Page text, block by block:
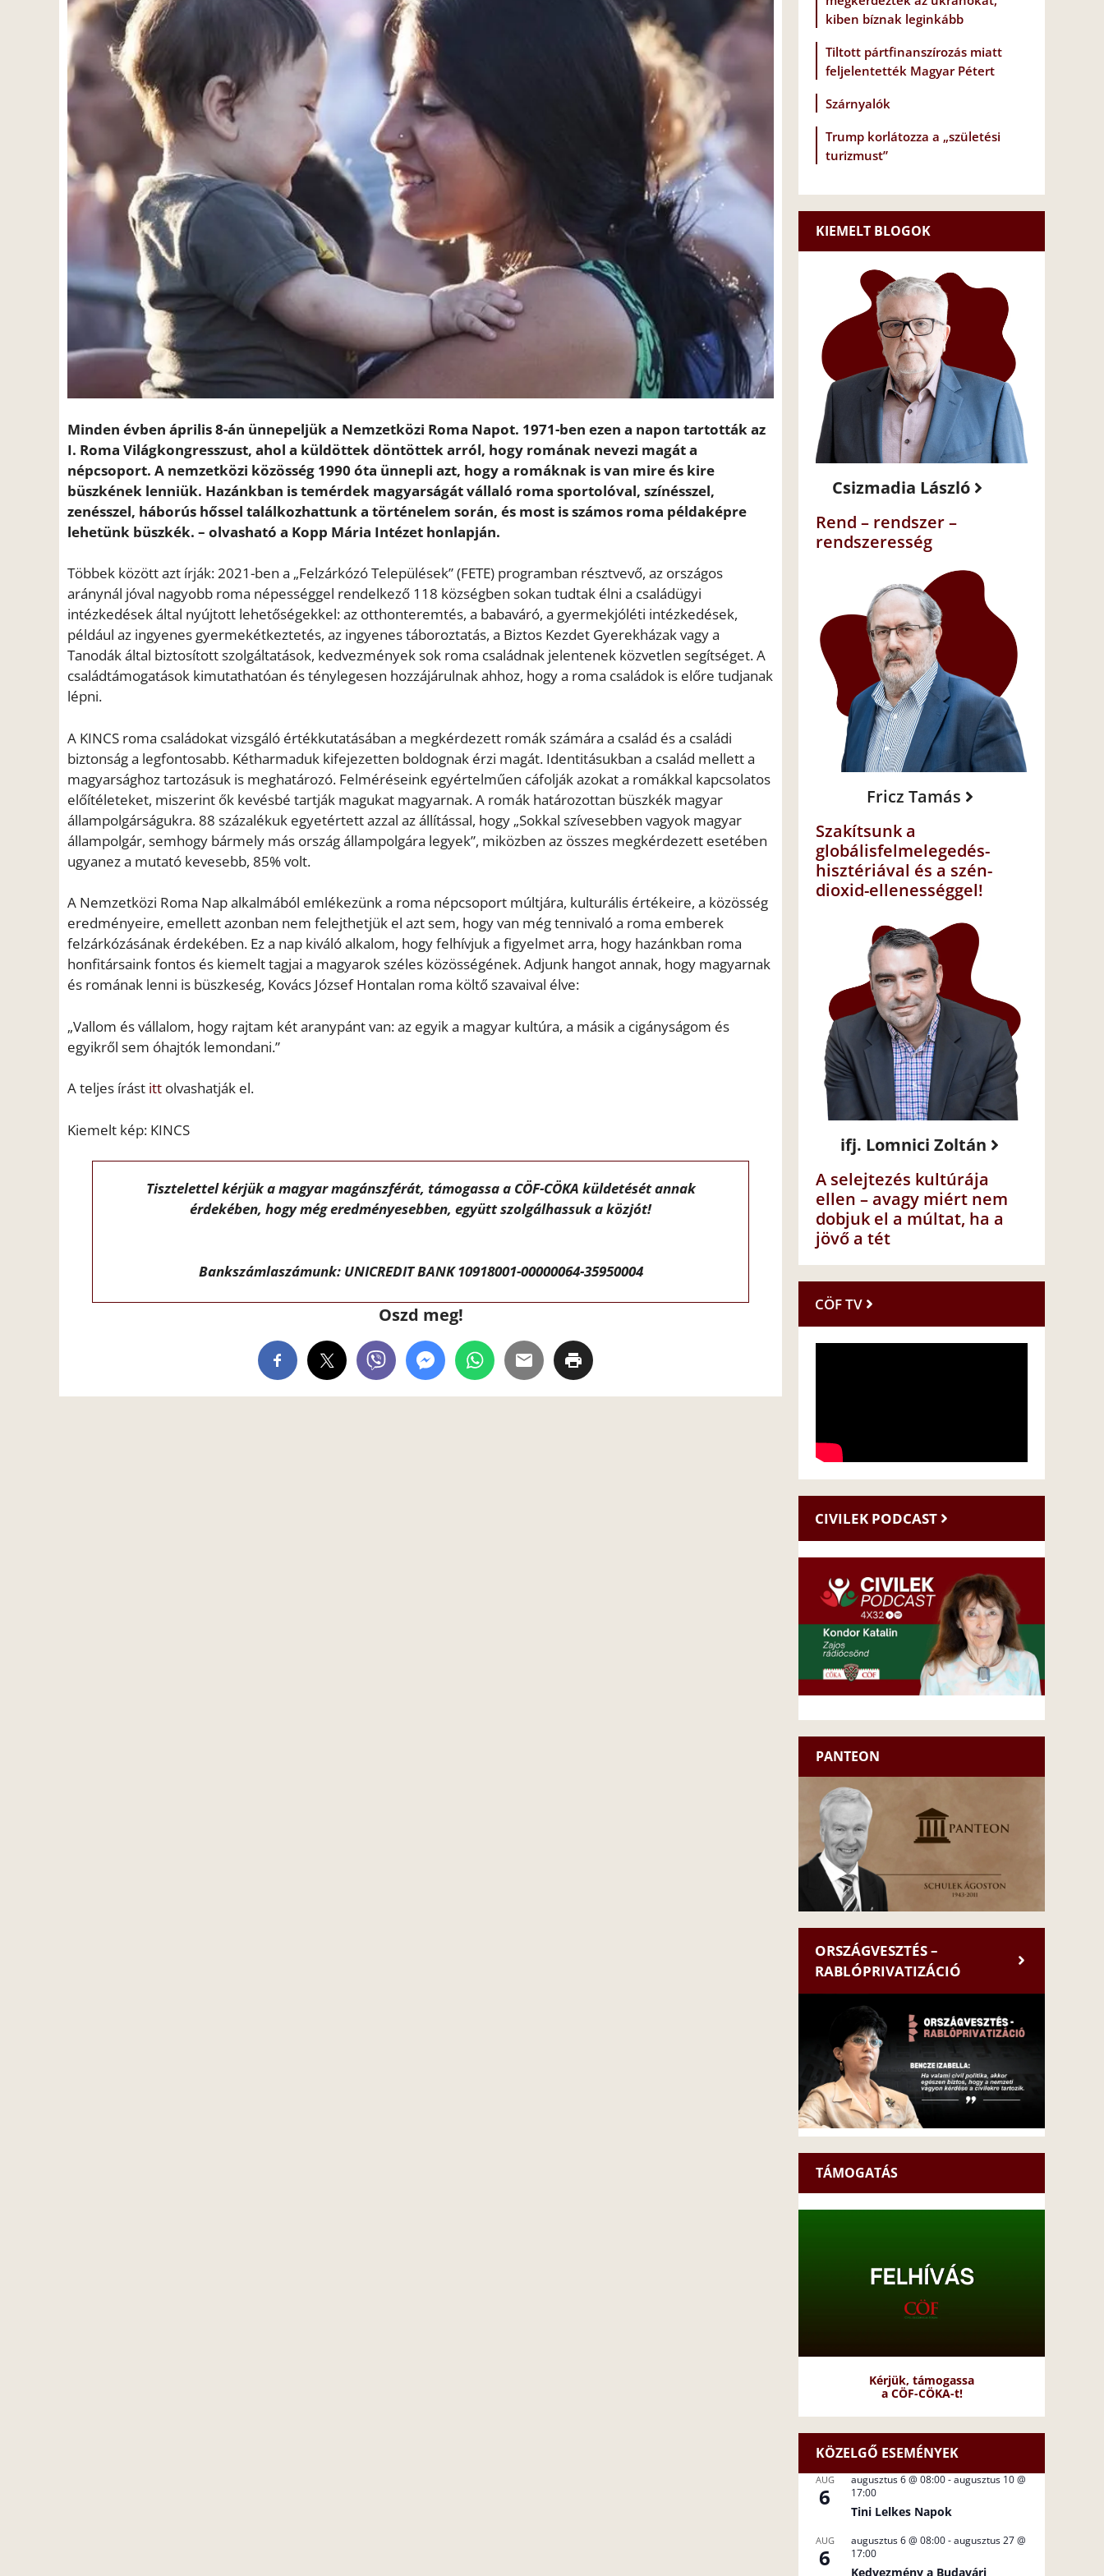
Minden évben április 8-án ünnepeljük a Nemzetközi Roma Napot. 1971-ben ezen a napon tartották az
I. Roma Világkongresszust, ahol a küldöttek döntöttek arról, hogy romának nevezi magát a
népcsoport. A nemzetközi közösség 1990 óta ünnepli azt, hogy a romáknak is van mire és kire
büszkének lenniük. Hazánkban is temérdek magyarságát vállaló roma sportolóval, színésszel,
zenésszel, háborús hőssel találkozhattunk a történelem során, és most is számos roma példaképre
lehetünk büszkék. – olvasható a Kopp Mária Intézet honlapján.
Többek között azt írják: 2021-ben a „Felzárkózó Települések” (FETE) programban résztvevő, az országos
aránynál jóval nagyobb roma népességgel rendelkező 118 községben sokan tudtak élni a családügyi
intézkedések által nyújtott lehetőségekkel: az otthonteremtés, a babaváró, a gyermekjóléti intézkedések,
például az ingyenes gyermekétkeztetés, az ingyenes táboroztatás, a Biztos Kezdet Gyerekházak vagy a
Tanodák által biztosított szolgáltatások, kedvezmények sok roma családnak jelentenek közvetlen segítséget. A
családtámogatások kimutathatóan és ténylegesen hozzájárulnak ahhoz, hogy a roma családok is előre tudjanak
lépni.
A KINCS roma családokat vizsgáló értékkutatásában a megkérdezett romák számára a család és a családi
biztonság a legfontosabb. Kétharmaduk kifejezetten boldognak érzi magát. Identitásukban a család mellett a
magyarsághoz tartozásuk is meghatározó. Felméréseink egyértelműen cáfolják azokat a romákkal kapcsolatos
előítéleteket, miszerint ők kevésbé tartják magukat magyarnak. A romák határozottan büszkék magyar
állampolgárságukra. 88 százalékuk egyetértett azzal az állítással, hogy „Sokkal szívesebben vagyok magyar
állampolgár, semhogy bármely más ország állampolgára legyek”, miközben az összes megkérdezett esetében
ugyanez a mutató kevesebb, 85% volt.
A Nemzetközi Roma Nap alkalmából emlékezünk a roma népcsoport múltjára, kulturális értékeire, a közösség
eredményeire, emellett azonban nem felejthetjük el azt sem, hogy van még tennivaló a roma emberek
felzárkózásának érdekében. Ez a nap kiváló alkalom, hogy felhívjuk a figyelmet arra, hogy hazánkban roma
honfitársaink fontos és kiemelt tagjai a magyarok széles közösségének. Adjunk hangot annak, hogy magyarnak
és romának lenni is büszkeség, Kovács József Hontalan roma költő szavaival élve:
„Vallom és vállalom, hogy rajtam két aranypánt van: az egyik a magyar kultúra, a másik a cigányságom és
egyikről sem óhajtók lemondani.”
A teljes írást itt olvashatják el.
Kiemelt kép: KINCS
Tisztelettel kérjük a magyar magánszférát, támogassa a CÖF-CÖKA küldetését annak
érdekében, hogy még eredményesebben, együtt szolgálhassuk a közjót!
Bankszámlaszámunk: UNICREDIT BANK 10918001-00000064-35950004
Oszd meg!
kiben bíznak leginkább
Tiltott pártfinanszírozás miatt
feljelentették Magyar Pétert
Szárnyalók
Trump korlátozza a „születési
turizmust”
KIEMELT BLOGOK
Csizmadia László
Rend – rendszer –
rendszeresség
Fricz Tamás
Szakítsunk a
globálisfelmelegedés-
hisztériával és a szén-
dioxid-ellenességgel!
ifj. Lomnici Zoltán
A selejtezés kultúrája
ellen – avagy miért nem
dobjuk el a múltat, ha a
jövő a tét
CÖF TV
CIVILEK PODCAST
PANTEON
ORSZÁGVESZTÉS –
RABLÓPRIVATIZÁCIÓ
TÁMOGATÁS
Kérjük, támogassa
a CÖF-CÖKA-t!
KÖZELGŐ ESEMÉNYEK
AUG
6
augusztus 6 @ 08:00-augusztus 10 @
17:00
Tini Lelkes Napok
AUG
6
augusztus 6 @ 08:00-augusztus 27 @
17:00
Kedvezmény a Budavári